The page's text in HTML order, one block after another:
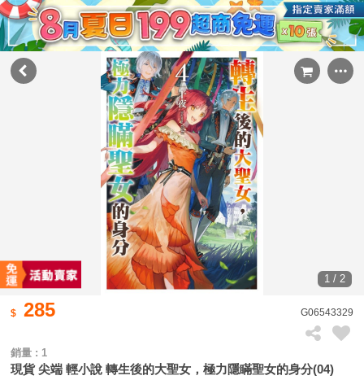
1 / 2
285 G06543329
銷量 : 1
現貨 尖端 輕小說 轉生後的大聖女，極力隱瞞聖女的身分(04)